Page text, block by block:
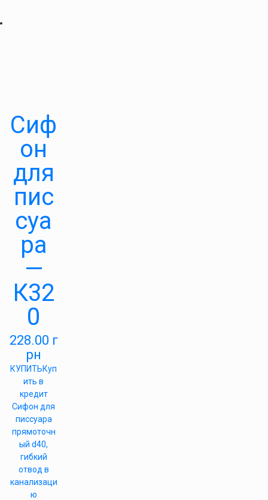
Сиф
он
для
пис
суа
ра
—
К32
0
228.00 г
рн
КУПИТЬКуп
ить в
кредит
Сифон для
писсуара
прямоточн
ый d40,
гибкий
отвод в
канализаци
ю